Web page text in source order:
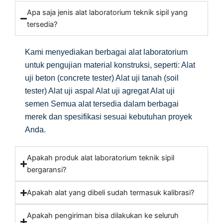
Apa saja jenis alat laboratorium teknik sipil yang
tersedia?
Kami menyediakan berbagai alat laboratorium
untuk pengujian material konstruksi, seperti: Alat
uji beton (concrete tester) Alat uji tanah (soil
tester) Alat uji aspal Alat uji agregat Alat uji
semen Semua alat tersedia dalam berbagai
merek dan spesifikasi sesuai kebutuhan proyek
Anda.
Apakah produk alat laboratorium teknik sipil
bergaransi?
Apakah alat yang dibeli sudah termasuk kalibrasi?
Apakah pengiriman bisa dilakukan ke seluruh